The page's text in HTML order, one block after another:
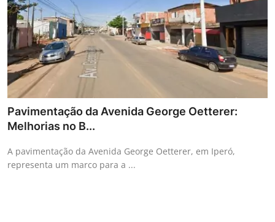
Pavimentação da Avenida George Oetterer:
Melhorias no B...
A pavimentação da Avenida George Oetterer, em Iperó,
representa um marco para a ...